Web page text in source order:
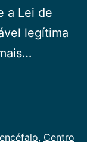
a Lei de
legítima
, Centro